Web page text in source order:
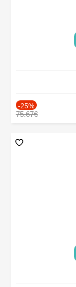
-25%
75.67€